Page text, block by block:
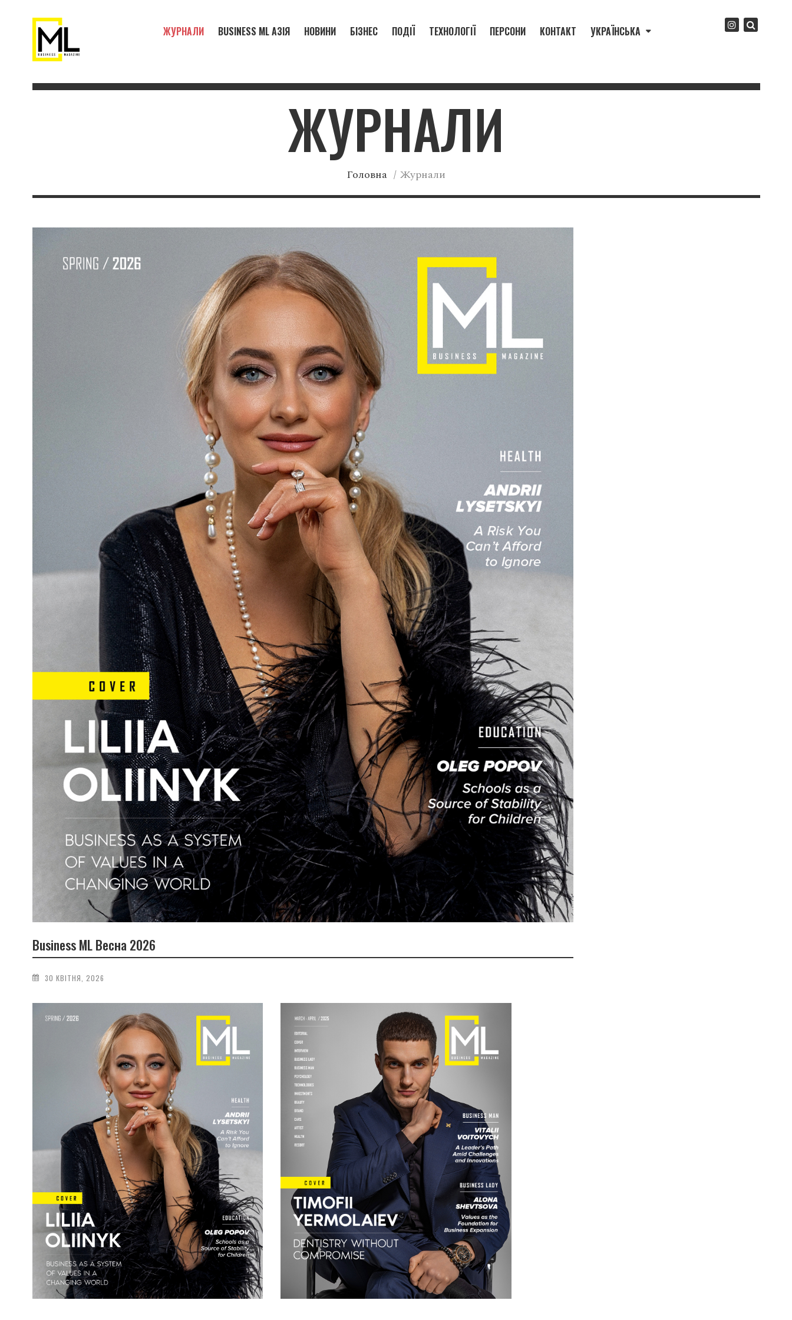
ЖУРНАЛИ BUSINESS ML АЗІЯ НОВИНИ БІЗНЕС ПОДІЇ ТЕХНОЛОГІЇ ПЕРСОНИ КОНТАКТ УКРАЇНСЬКА
ЖУРНАЛИ
Головна / Журнали
Business ML Весна 2026
30 КВІТНЯ, 2026